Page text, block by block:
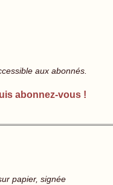
aux abonnés.
abonnez-vous !
papier, signée